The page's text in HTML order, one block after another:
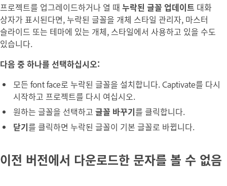
프로젝트를 업그레이드하거나 열 때 누락된 글꼴 업데이트 대화
상자가 표시된다면, 누락된 글꼴을 개체 스타일 관리자, 마스터
슬라이드 또는 테마에 있는 개체, 스타일에서 사용하고 있을 수도
있습니다.
다음 중 하나를 선택하십시오:
모든 font face로 누락된 글꼴을 설치합니다. Captivate를 다시
시작하고 프로젝트를 다시 여십시오.
원하는 글꼴을 선택하고 글꼴 바꾸기를 클릭합니다.
닫기를 클릭하면 누락된 글꼴이 기본 글꼴로 바뀝니다.
이전 버전에서 다운로드한 문자를 볼 수 없음